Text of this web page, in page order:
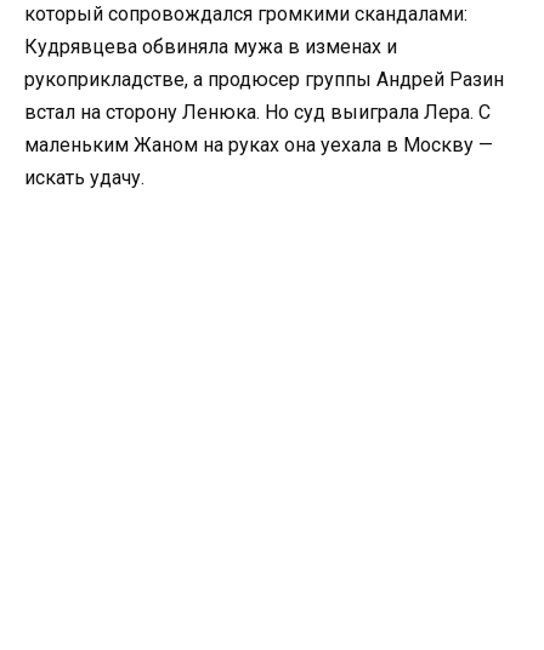
который сопровождался громкими скандалами:
Кудрявцева обвиняла мужа в изменах и
рукоприкладстве, а продюсер группы Андрей Разин
встал на сторону Ленюка. Но суд выиграла Лера. С
маленьким Жаном на руках она уехала в Москву —
искать удачу.